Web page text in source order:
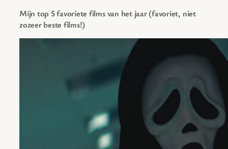
Mijn top 5 favoriete films van het jaar (favoriet, niet
zozeer beste films!)